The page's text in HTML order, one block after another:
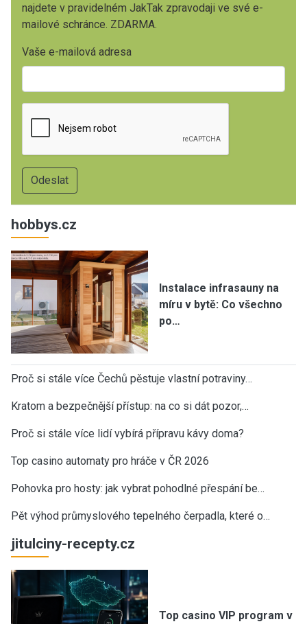
najdete v pravidelném JakTak zpravodaji ve své e-
mailové schránce. ZDARMA.
Vaše e-mailová adresa
hobbys.cz
Instalace infrasauny na
míru v bytě: Co všechno
po…
Proč si stále více Čechů pěstuje vlastní potraviny…
Kratom a bezpečnější přístup: na co si dát pozor,…
Proč si stále více lidí vybírá přípravu kávy doma?
Top casino automaty pro hráče v ČR 2026
Pohovka pro hosty: jak vybrat pohodlné přespání be…
Pět výhod průmyslového tepelného čerpadla, které o…
jitulciny-recepty.cz
Top casino VIP program v